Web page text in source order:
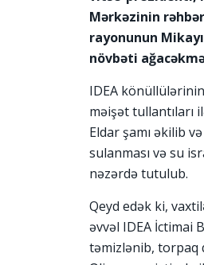
Mərkəzinin
rayonunun
növbəti
IDEA
məişət tullantıları
Eldar şamı əkilib
sulanması və su
nəzərdə tutulub.
Qeyd edək ki,
əvvəl IDEA İctimai
təmizlənib, torpaq